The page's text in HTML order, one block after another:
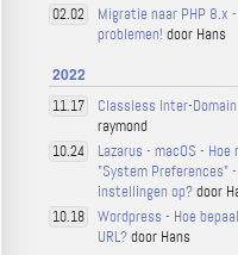
02.02
Migratie naar PHP 8.x
problemen! door Hans
2022
11.17 Classless Inter-
raymond
10.24
Lazarus - macOS - Hoe
"System Preferences"
instellingen op?door
10.18
Wordpress - Hoe
URL?door Hans